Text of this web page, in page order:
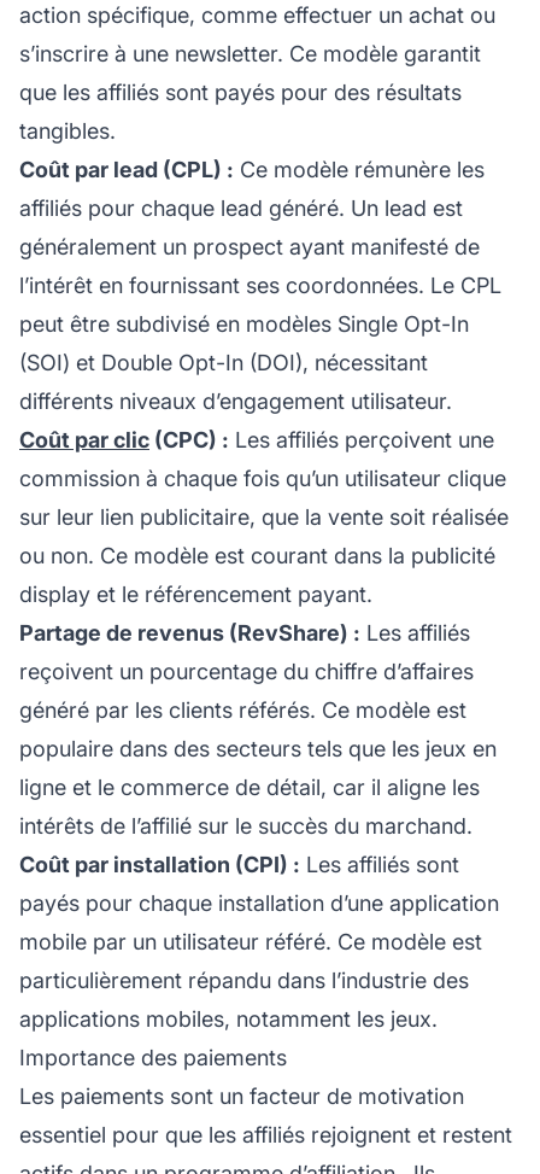
action spécifique, comme effectuer un achat ou
s’inscrire à une newsletter. Ce modèle garantit
que les affiliés sont payés pour des résultats
tangibles.
Coût par lead (CPL) : Ce modèle rémunère les
affiliés pour chaque lead généré. Un lead est
généralement un prospect ayant manifesté de
l’intérêt en fournissant ses coordonnées. Le CPL
peut être subdivisé en modèles Single Opt-In
(SOI) et Double Opt-In (DOI), nécessitant
différents niveaux d’engagement utilisateur.
Coût par clic (CPC) : Les affiliés perçoivent une
commission à chaque fois qu’un utilisateur clique
sur leur lien publicitaire, que la vente soit réalisée
ou non. Ce modèle est courant dans la publicité
display et le référencement payant.
Partage de revenus (RevShare) : Les affiliés
reçoivent un pourcentage du chiffre d’affaires
généré par les clients référés. Ce modèle est
populaire dans des secteurs tels que les jeux en
ligne et le commerce de détail, car il aligne les
intérêts de l’affilié sur le succès du marchand.
Coût par installation (CPI) : Les affiliés sont
payés pour chaque installation d’une application
mobile par un utilisateur référé. Ce modèle est
particulièrement répandu dans l’industrie des
applications mobiles, notamment les jeux.
Importance des paiements
Les paiements sont un facteur de motivation
essentiel pour que les affiliés rejoignent et restent